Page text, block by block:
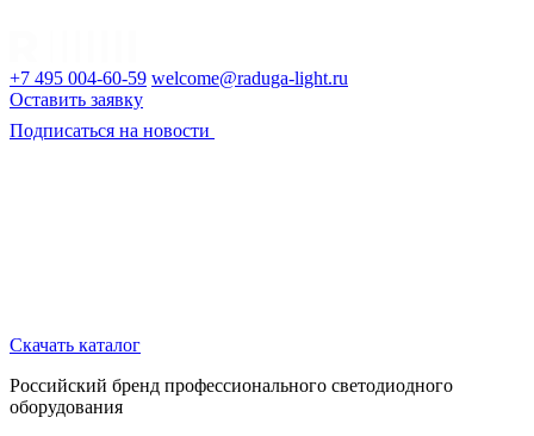
+7 495 004-60-59 welcome@raduga-light.ru
Оставить заявку
Подписаться на новости
Скачать каталог
Российский бренд профессионального светодиодного
оборудования